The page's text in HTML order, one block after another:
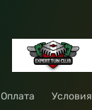
Оплата Условия